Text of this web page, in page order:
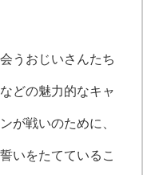
うおじいさんたち
どの魅力的なキャ
が戦いのために、
いをたてているこ